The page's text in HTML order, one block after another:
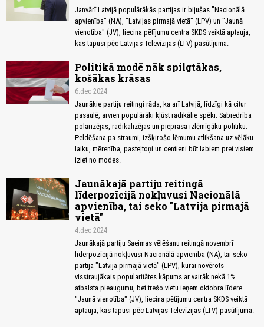
Janvārī Latvijā populārākās partijas ir bijušas "Nacionālā
apvienība" (NA), "Latvijas pirmajā vietā" (LPV) un "Jaunā
vienotība" (JV), liecina pētījumu centra SKDS veiktā aptauja,
kas tapusi pēc Latvijas Televīzijas (LTV) pasūtījuma.
Politikā modē nāk spilgtākas,
košākas krāsas
6.dec 2024
Jaunākie partiju reitingi rāda, ka arī Latvijā, līdzīgi kā citur
pasaulē, arvien populārāki kļūst radikālie spēki. Sabiedrība
polarizējas, radikalizējas un pieprasa izlēmīgāku politiku.
Peldēšana pa straumi, izšķirošo lēmumu atlikšana uz vēlāku
laiku, mērenība, pasteļtoņi un centieni būt labiem pret visiem
iziet no modes.
Jaunākajā partiju reitingā
līderpozīcijā nokļuvusi Nacionālā
apvienība, tai seko "Latvija pirmajā
vietā"
4.dec 2024
Jaunākajā partiju Saeimas vēlēšanu reitingā novembrī
līderpozīcijā nokļuvusi Nacionālā apvienība (NA), tai seko
partija "Latvija pirmajā vietā" (LPV), kurai novērots
visstraujākais popularitātes kāpums ar vairāk nekā 1%
atbalsta pieaugumu, bet trešo vietu ieņem oktobra līdere
"Jaunā vienotība" (JV), liecina pētījumu centra SKDS veiktā
aptauja, kas tapusi pēc Latvijas Televīzijas (LTV) pasūtījuma.